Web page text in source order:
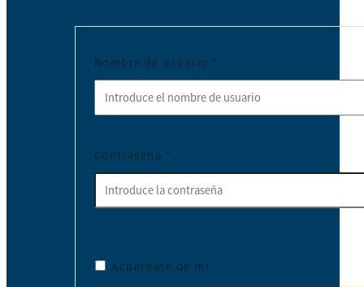
Nombre de usuario *
Contraseña *
Acuérdate de mí